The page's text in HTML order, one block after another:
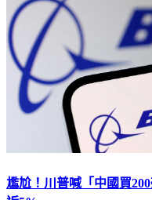
尷尬！川普喊「中國買